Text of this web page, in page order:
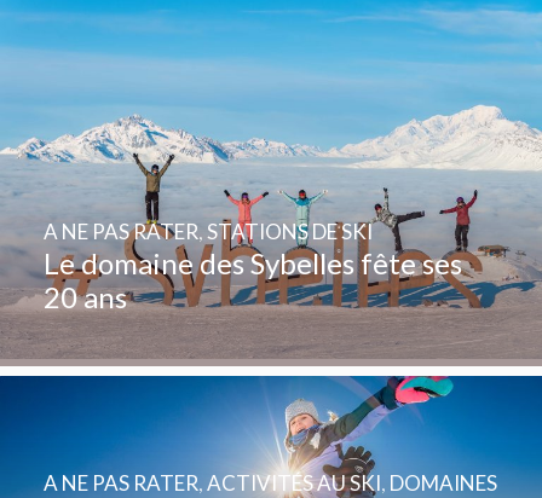
Le domaine des Sybelles fête ses
20 ans
A NE PAS RATER,STATIONS DE SKI
A NE PAS RATER,ACTIVITÉS AU SKI, DOMAINES